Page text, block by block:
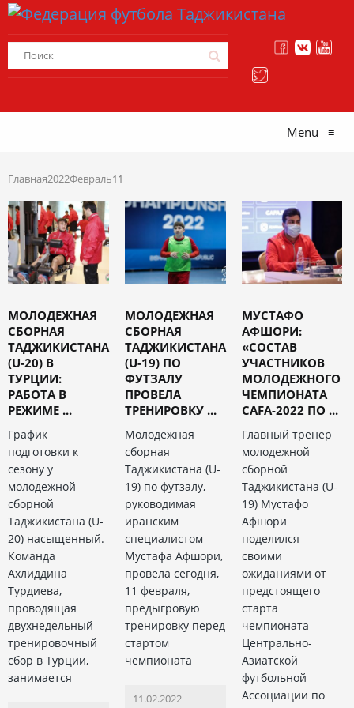
Menu ≡
Главная2022Февраль11
МОЛОДЕЖНАЯ
СБОРНАЯ
ТАДЖИКИСТАНА
(U-20) В
ТУРЦИИ:
РАБОТА В
РЕЖИМЕ ...
График
подготовки к
сезону у
молодежной
сборной
Таджикистана (U-
20) насыщенный.
Команда
Ахлиддина
Турдиева,
проводящая
двухнедельный
тренировочный
сбор в Турции,
занимается
МОЛОДЕЖНАЯ
СБОРНАЯ
ТАДЖИКИСТАНА
(U-19) ПО
ФУТЗАЛУ
ПРОВЕЛА
ТРЕНИРОВКУ ...
Молодежная
сборная
Таджикистана (U-
19) по футзалу,
руководимая
иранским
специалистом
Мустафа Афшори,
провела сегодня,
11 февраля,
предыгровую
тренировку перед
стартом
чемпионата
11.02.2022
МУСТАФО
АФШОРИ:
«СОСТАВ
УЧАСТНИКОВ
МОЛОДЕЖНОГО
ЧЕМПИОНАТА
CAFA-2022 ПО ...
Главный тренер
молодежной
сборной
Таджикистана (U-
19) Мустафо
Афшори
поделился
своими
ожиданиями от
предстоящего
старта
чемпионата
Центрально-
Азиатской
футбольной
Ассоциации по